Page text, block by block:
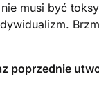
musi być
poprzednie